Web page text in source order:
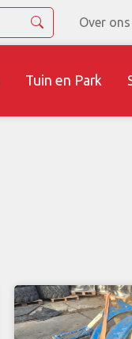
Over ons
Tuin en Park